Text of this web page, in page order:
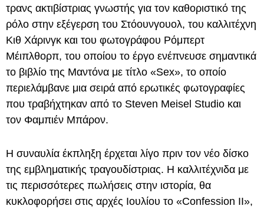
τρανς ακτιβίστριας γνωστής για τον καθοριστικό της
ρόλο στην εξέγερση του Στόουνγουολ, του καλλιτέχνη
Κιθ Χάρινγκ και του φωτογράφου Ρόμπερτ
Μέιπλθορπ, του οποίου το έργο ενέπνευσε σημαντικά
το βιβλίο της Μαντόνα με τίτλο «Sex», το οποίο
περιελάμβανε μια σειρά από ερωτικές φωτογραφίες
που τραβήχτηκαν από το Steven Meisel Studio και
τον Φαμπιέν Μπάρον.
Η συναυλία έκπληξη έρχεται λίγο πριν τον νέο δίσκο
της εμβληματικής τραγουδίστριας. Η καλλιτέχνιδα με
τις περισσότερες πωλήσεις στην ιστορία, θα
κυκλοφορήσει στις αρχές Ιουλίου το «Confession II»,